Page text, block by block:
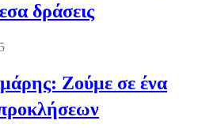
δράσεις
Ζούμε σε ένα